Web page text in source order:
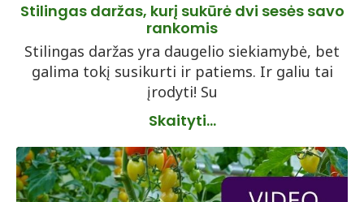
Stilingas daržas, kurį sukūrė dvi sesės savo
rankomis
Stilingas daržas yra daugelio siekiamybė, bet
galima tokį susikurti ir patiems. Ir galiu tai
įrodyti! Su
Skaityti...